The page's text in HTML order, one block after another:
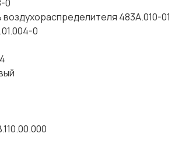
0
483А.010-01
0